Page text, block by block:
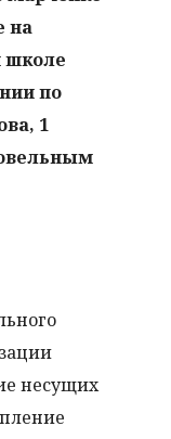
на
школе
по
1
несущих